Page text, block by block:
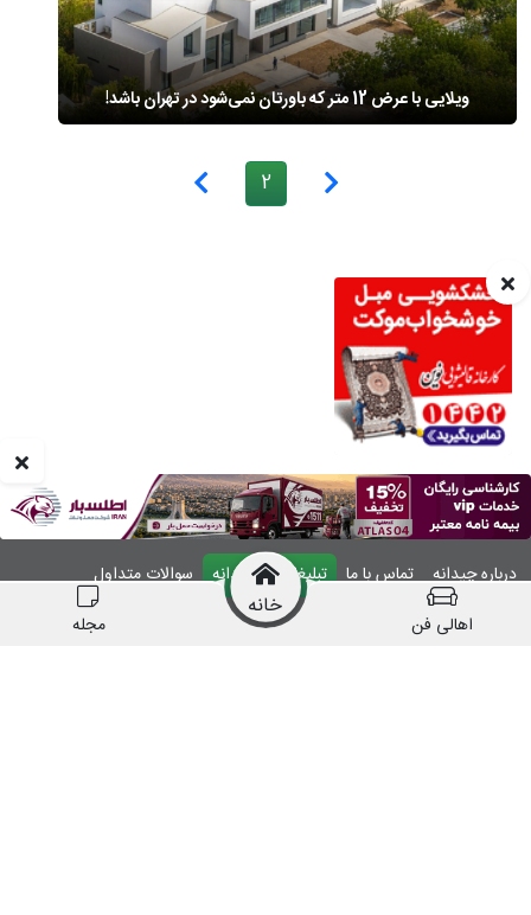
مجله
خانه
اهالی فن
ویلایی با عرض 12 متر که باورتان نمی‌شود در تهران باشد!
2
درباره چیدانه تماس با ما تبلیغات در چیدانه
سوالات متداول
ورود